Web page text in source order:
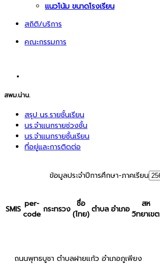
แนวโน้ม ขนาดโรงเรียน
สถิติ/บริการ
คณะกรรมการ
สพม.น่าน.
สรุป นร.รายชั้นเรียน
นร.จำแนกรายช่วงชั้น
นร.จำแนกรายชั้นเรียน
ที่อยู่และการติดต่อ
ข้อมูลประจำปีการศึกษา-ภาคเรียน
SMIS
per-
code กระทรวง
ชื่อ
(ไทย)ตำบลอำเภอ
สห
วิทยาเขต
ถนนพุทธบูชา ตำบลฝายแก้ว อำเภอภูเพียง